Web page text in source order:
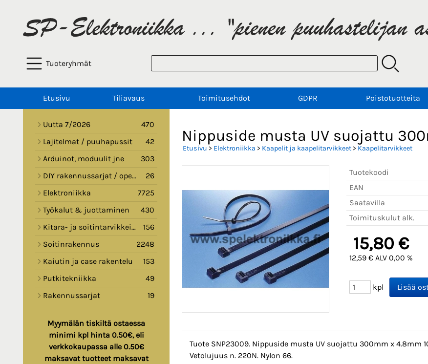
Tuoteryhmät
Etusivu Tiliavaus Toimitusehdot GDPR Poistotuotteita
Uutta 7/2026
470
Lajitelmat / puuhapussit
42
Arduinot, moduulit jne
303
DIY rakennussarjat / opetussarjat
26
Elektroniikka
7725
Työkalut & juottaminen
430
Kitara- ja soitintarvikkeita
156
Soitinrakennus
2248
Kaiutin ja case rakentelu
153
Putkitekniikka
49
Rakennussarjat
19
Myymälän tiskiltä ostaessa
minimi kpl hinta 0.50€, eli
verkkokaupassa alle 0.50€
maksavat tuotteet maksavat
Nippuside musta UV suojattu
Etusivu > Elektroniikka > Kaapelit ja kaapelitarvikkeet> Kaapelitarvikkeet
Tuotekoodi
EAN
Saatavilla
Toimituskulut alk.
15,80 €
12,59 € ALV 0,00 %
kpl
Tuote SNP23009. Nippuside musta UV suojattu 300mm x 4.8mm
Vetolujuus n. 220N. Nylon 66.